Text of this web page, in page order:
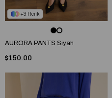
3
AURORA PANTS Siyah
$150.00